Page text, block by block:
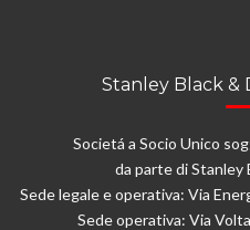
Stanley Black &
Societá a Socio Unico
da parte di Stanley
Sede legale e operativa: Via
Sede operativa: Via